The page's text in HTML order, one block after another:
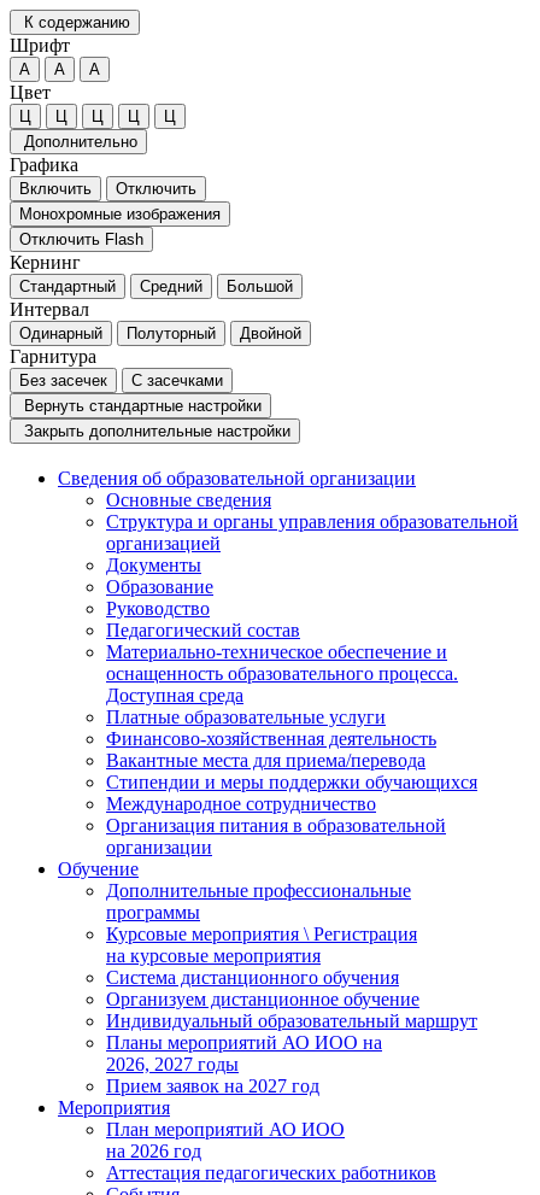
К содержанию
Шрифт
А А А
Цвет
Ц Ц Ц Ц
Ц
Дополнительно
Графика
Включить
Отключить
Монохромные изображения
Отключить Flash
Кернинг
Стандартный Средний Большой
Интервал
Одинарный Полуторный Двойной
Гарнитура
Без засечек
С засечками
Вернуть стандартные настройки
Закрыть дополнительные настройки
Сведения об образовательной организации
Основные сведения
Структура и органы управления образовательной
организацией
Документы
Образование
Руководство
Педагогический состав
Материально-техническое обеспечение и
оснащенность образовательного процесса.
Доступная среда
Платные образовательные услуги
Финансово-хозяйственная деятельность
Вакантные места для приема/перевода
Стипендии и меры поддержки обучающихся
Международное сотрудничество
Организация питания в образовательной
организации
Обучение
Дополнительные профессиональные
программы
Курсовые мероприятия \ Регистрация
на курсовые мероприятия
Система дистанционного обучения
Организуем дистанционное обучение
Индивидуальный образовательный маршрут
Планы мероприятий АО ИОО на
2026, 2027 годы
Прием заявок на 2027 год
Мероприятия
План мероприятий АО ИОО
на 2026 год
Аттестация педагогических работников